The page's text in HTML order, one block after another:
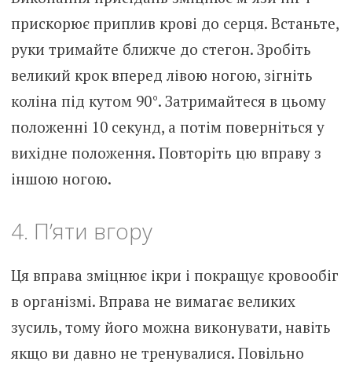
прискорює приплив крові до серця. Встаньте,
руки тримайте ближче до стегон. Зробіть
великий крок вперед лівою ногою, зігніть
коліна під кутом 90°. Затримайтеся в цьому
положенні 10 секунд, а потім поверніться у
вихідне положення. Повторіть цю вправу з
іншою ногою.
4. П’яти вгору
Ця вправа зміцнює ікри і покращує кровообіг
в організмі. Вправа не вимагає великих
зусиль, тому його можна виконувати, навіть
якщо ви давно не тренувалися. Повільно